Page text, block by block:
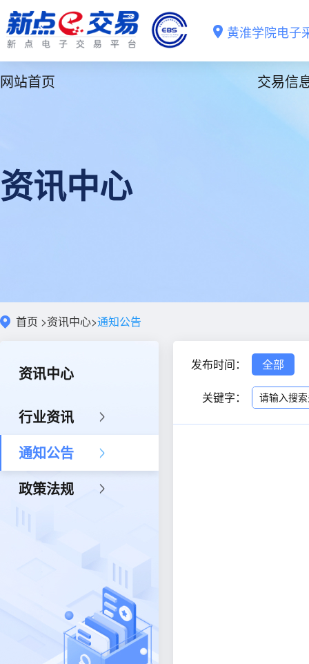
黄淮学院电子
网站首页 交易信
资讯中心
首页 >资讯中心>通知公告
资讯中心
行业资讯
通知公告
政策法规
发布时间： 全部
关键字：